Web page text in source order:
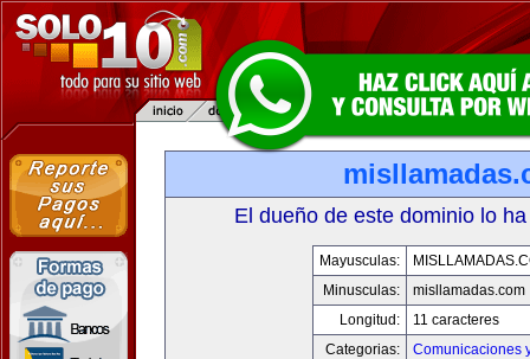
El dueño de este dominio lo
Mayusculas:
Minusculas:
misllamadas.com
Longitud:
11 caracteres
Categorias:
Comunicaciones